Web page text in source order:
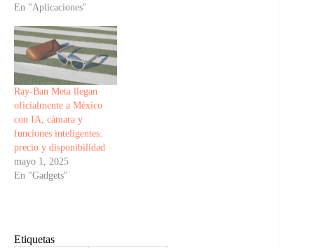
En "Aplicaciones"
Ray-Ban Meta llegan
oficialmente a México
con IA, cámara y
funciones inteligentes:
precio y disponibilidad
mayo 1, 2025
En "Gadgets"
Etiquetas